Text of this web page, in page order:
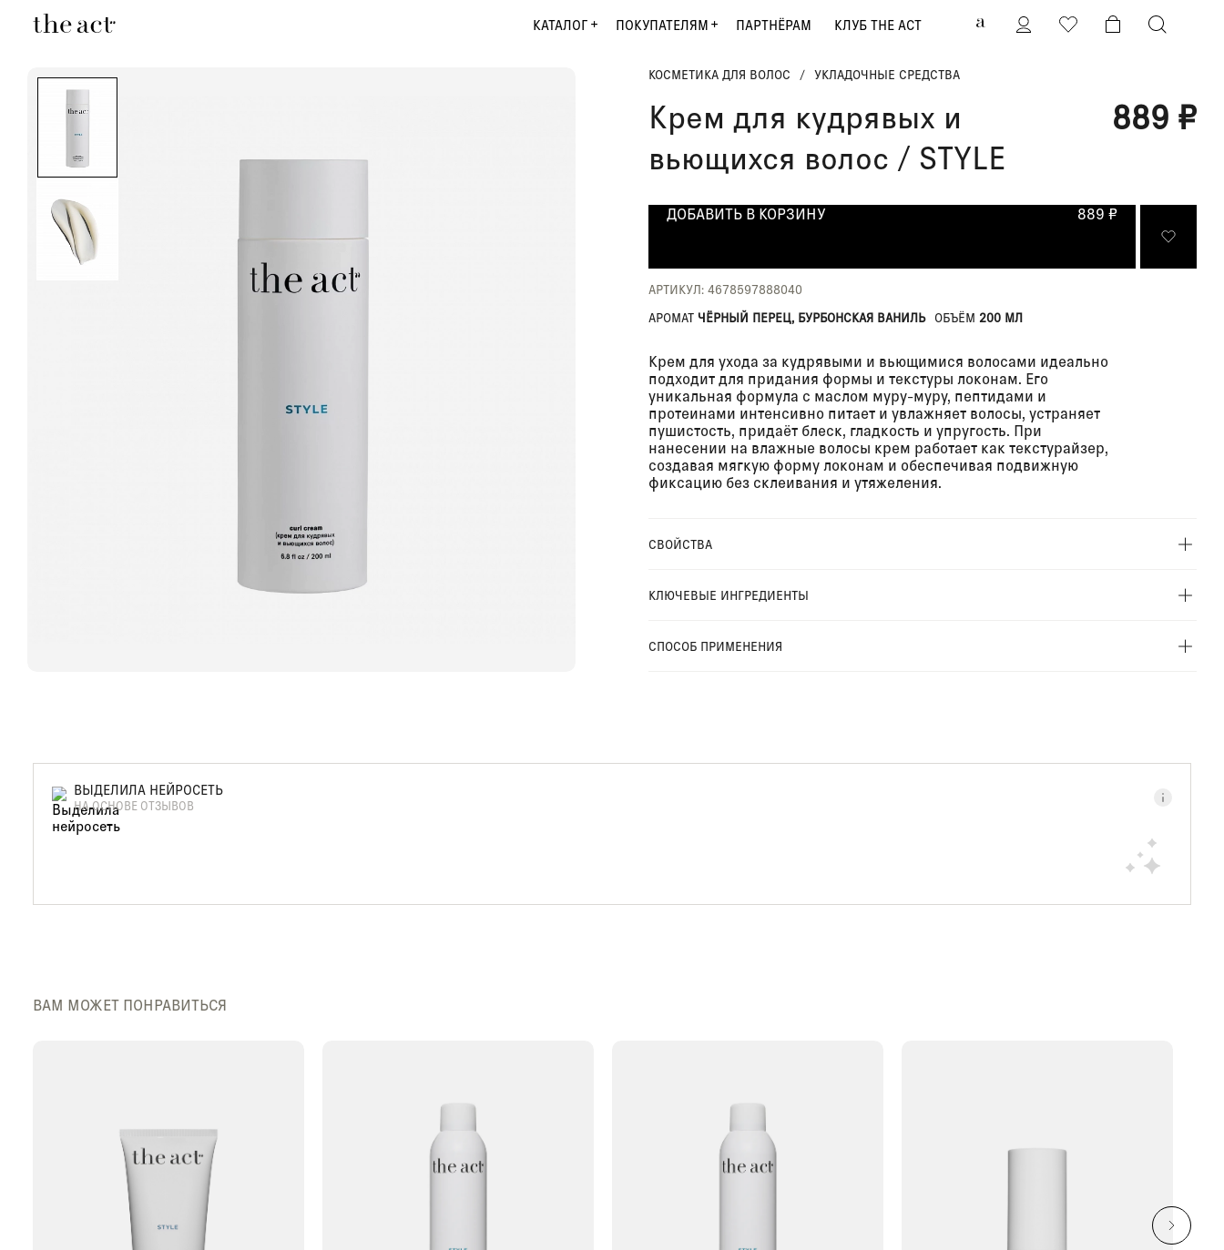
КАТАЛОГ ПОКУПАТЕЛЯМ ПАРТНЁРАМ КЛУБ THE ACT
КОСМЕТИКА ДЛЯ ВОЛОС / УКЛАДОЧНЫЕ СРЕДСТВА
Крем для кудрявых и
вьющихся волос / STYLE
889 ₽
ДОБАВИТЬ В КОРЗИНУ 889 ₽
АРТИКУЛ: 4678597888040
АРОМАТ ЧЁРНЫЙ ПЕРЕЦ, БУРБОНСКАЯ ВАНИЛЬ ОБЪЁМ 200 МЛ
Крем для ухода за кудрявыми и вьющимися волосами идеально
подходит для придания формы и текстуры локонам. Его
уникальная формула с маслом муру-муру, пептидами и
протеинами интенсивно питает и увлажняет волосы, устраняет
пушистость, придаёт блеск, гладкость и упругость. При
нанесении на влажные волосы крем работает как текстурайзер,
создавая мягкую форму локонам и обеспечивая подвижную
фиксацию без склеивания и утяжеления.
СВОЙСТВА
КЛЮЧЕВЫЕ ИНГРЕДИЕНТЫ
СПОСОБ ПРИМЕНЕНИЯ
ВЫДЕЛИЛА НЕЙРОСЕТЬ
НА ОСНОВЕ ОТЗЫВОВ
ВАМ МОЖЕТ ПОНРАВИТЬСЯ